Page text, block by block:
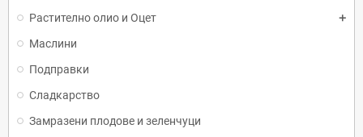
Растително олио и Оцет
Маслини
Подправки
Сладкарство
Замразени плодове и зеленчуци